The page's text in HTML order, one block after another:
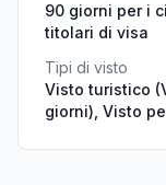
90 giorni per i
titolari di visa
Tipi di visto
Visto turistico
giorni), Visto